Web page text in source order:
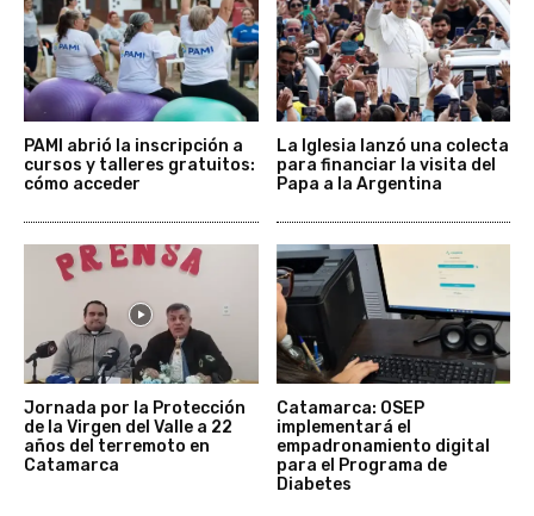
PAMI abrió la inscripción a
cursos y talleres gratuitos:
cómo acceder
La Iglesia lanzó una colecta
para financiar la visita del
Papa a la Argentina
Jornada por la Protección
de la Virgen del Valle a 22
años del terremoto en
Catamarca
Catamarca: OSEP
implementará el
empadronamiento digital
para el Programa de
Diabetes